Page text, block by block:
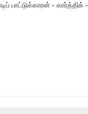
பாட்டுக்காரன் - கார்த்திக் -